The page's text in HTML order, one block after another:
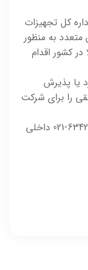
کل تجهیزات
به منظور
کشور اقدام
یا پذیرش
را برای شرکت
23. در صورت هرگونه ابهام و سوال با شماره 63420-021 داخلی